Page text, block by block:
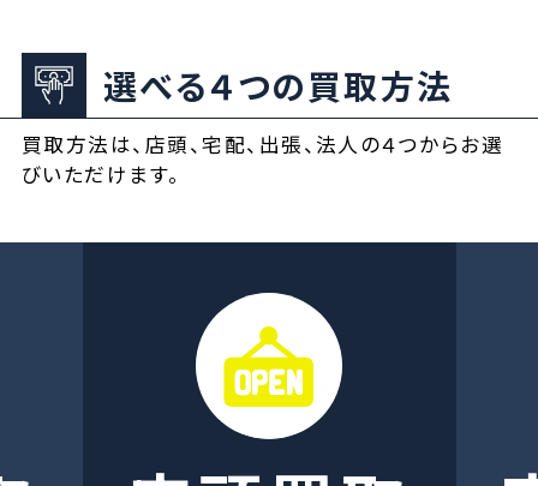
選べる４つの買取方法
買取方法は、店頭、宅配、出張、法人の４つからお選
びいただけます。